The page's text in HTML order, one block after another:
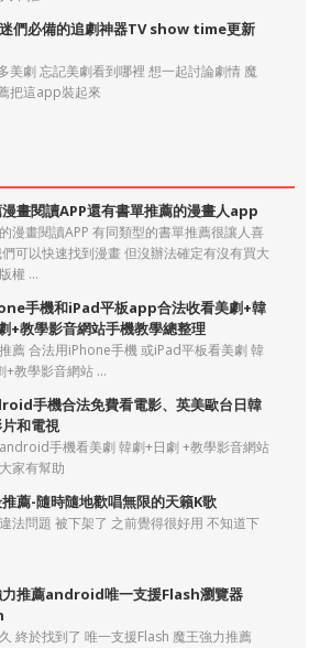
們必備的追劇神器TV show time更新
美劇 忘記美劇看到哪裡 想一起討論劇情 魔
把這app裝起來
畫閱讀APP還有書單推薦的漫畫人app
漫畫閱讀APP 有同類型的書單推薦很讓人喜
可以快速找到漫畫 但沒辦法確定有沒有買大
權 ...
手機和iPad平板app合法收看美劇+韓
+教學影音網站手機教學總整理
薦 合法用iPhone手機 或iPad平板看美劇 韓
+教學影音網站 ...
手機合法免費看電影、英美歐台日韓
和電視
手機看美劇 韓劇+日劇 +教學影音網站
家有幫助
薦-隨時隨地歡唱無限的天籟K歌
法問題 被下架了 之前覺得很好用 不知道下
力推薦android唯一支援Flash瀏覽器
終於找到了 唯一支援Flash 魔王強力推薦